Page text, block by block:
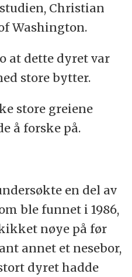
Christian
Washington.
at dette dyret var
store bytter.
store greiene
å forske på.
en del av
ble funnet i 1986,
nøye på før
annet et nesebor,
dyret hadde